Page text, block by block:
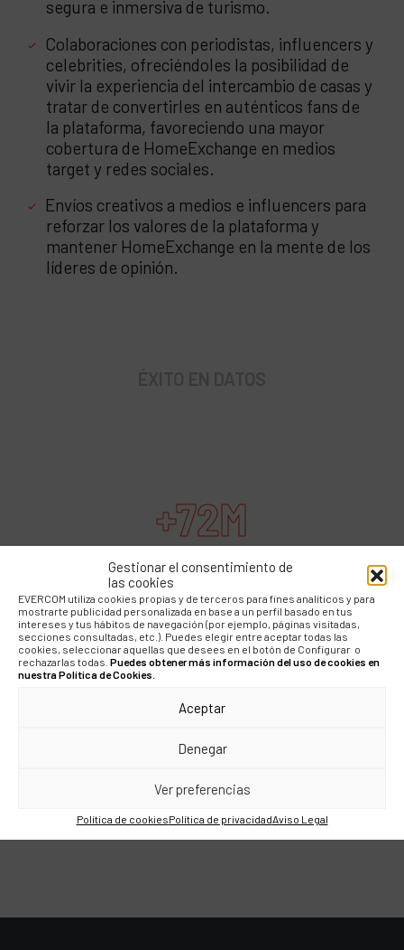
Gestionar el consentimiento de
las cookies
EVERCOM utiliza cookies propias y de terceros para fines analíticos y para
mostrarte publicidad personalizada en base a un perfil basado en tus
intereses y tus hábitos de navegación (por ejemplo, páginas visitadas,
secciones consultadas, etc.). Puedes elegir entre aceptar todas las
cookies, seleccionar aquellas que desees en el botón de Configurar o
rechazarlas todas. Puedes obtener más información del uso de cookies en
nuestra Política de Cookies.
Aceptar
Denegar
Ver preferencias
Política de cookiesPolítica de privacidadAviso Legal
segura e inmersiva de turismo.
Colaboraciones con periodistas, influencers y
celebrities, ofreciéndoles la posibilidad de
vivir la experiencia del intercambio de casas y
tratar de convertirles en auténticos fans de
la plataforma, favoreciendo una mayor
cobertura de HomeExchange en medios
target y redes sociales.
Envíos creativos a medios e influencers para
reforzar los valores de la plataforma y
mantener HomeExchange en la mente de los
líderes de opinión.
+72M
DE AUDIENCIA
+5M€
7.795%